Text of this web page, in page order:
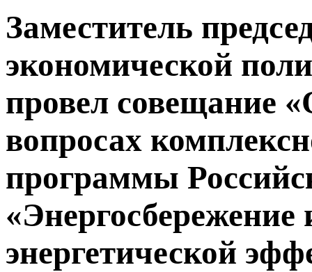
Заместитель
экономической
провел совещание
вопросах
программы
энергетической